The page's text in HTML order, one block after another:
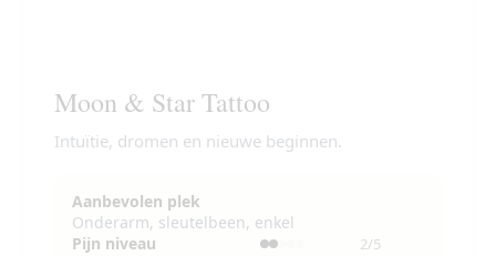
Moon & Star Tattoo
Intuïtie, dromen en nieuwe beginnen.
Aanbevolen plek
Onderarm, sleutelbeen, enkel
Pijn niveau
2/5